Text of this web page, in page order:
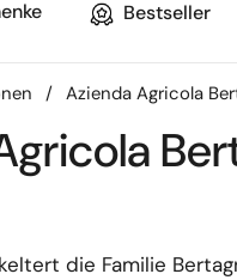
Bestseller
/ Azienda Agricola
die Familie